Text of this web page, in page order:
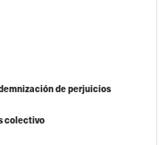
de perjuicios
colectivo